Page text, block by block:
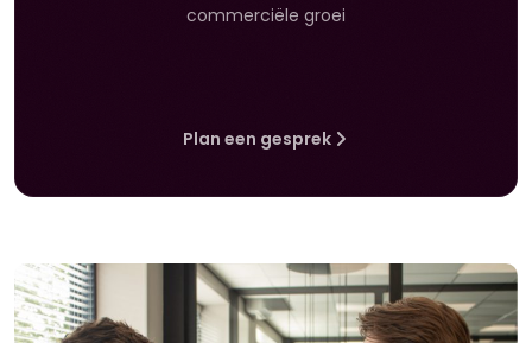
commerciële groei
Plan een gesprek